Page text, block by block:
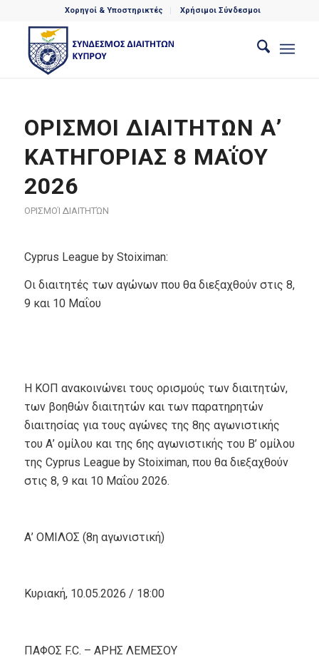
Χορηγοί & Υποστηρικτές Χρήσιμοι Σύνδεσμοι
ΟΡΙΣΜΟΙ ΔΙΑΙΤΗΤΩΝ Α’
ΚΑΤΗΓΟΡΙΑΣ 8 ΜΑΐΟΥ
2026
ΟΡΙΣΜΟΊ ΔΙΑΙΤΗΤΏΝ
Cyprus League by Stoiximan:
Οι διαιτητές των αγώνων που θα διεξαχθούν στις 8,
9 και 10 Μαΐου
Η ΚΟΠ ανακοινώνει τους ορισμούς των διαιτητών,
των βοηθών διαιτητών και των παρατηρητών
διαιτησίας για τους αγώνες της 8ης αγωνιστικής
του Α’ ομίλου και της 6ης αγωνιστικής του Β’ ομίλου
της Cyprus League by Stoiximan, που θα διεξαχθούν
στις 8, 9 και 10 Μαΐου 2026.
Α’ ΟΜΙΛΟΣ (8η αγωνιστική)
Κυριακή, 10.05.2026 / 18:00
ΠΑΦΟΣ F.C. – ΑΡΗΣ ΛΕΜΕΣΟΥ